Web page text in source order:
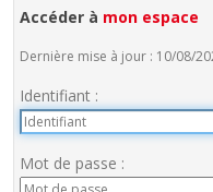
Accéder à mon espace
Dernière mise à jour : 10/08/
Identifiant :
Mot de passe :